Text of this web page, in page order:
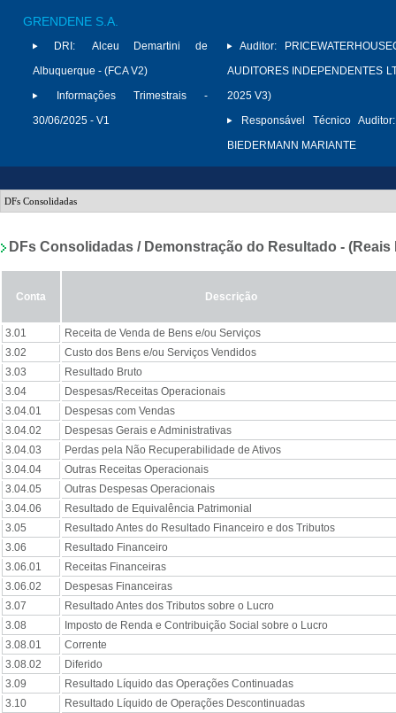
GRENDENE S.A.
DRI:
Alceu Demartini de
Albuquerque - (FCA V2)
Informações Trimestrais -
30/06/2025 - V1
Auditor:
AUDITORES INDEPENDENTES
2025 V3)
Responsável Técnico Auditor:
BIEDERMANN MARIANTE